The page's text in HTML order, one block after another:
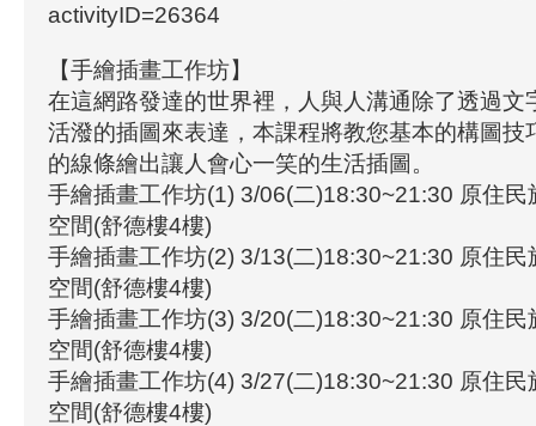
activityID=26364
【手繪插畫工作坊】
在這網路發達的世界裡，人與人溝通除了透過文
活潑的插圖來表達，本課程將教您基本的構圖技
的線條繪出讓人會心一笑的生活插圖。
手繪插畫工作坊(1) 3/06(二)18:30~21:30 原住民
空間(舒德樓4樓)
手繪插畫工作坊(2) 3/13(二)18:30~21:30 原住民
空間(舒德樓4樓)
手繪插畫工作坊(3) 3/20(二)18:30~21:30 原住民
空間(舒德樓4樓)
手繪插畫工作坊(4) 3/27(二)18:30~21:30 原住民
空間(舒德樓4樓)